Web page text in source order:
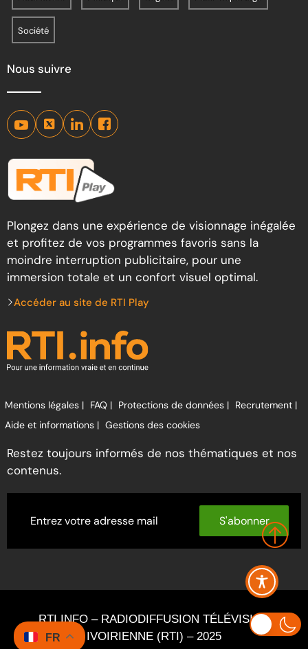
Société
Nous suivre
Plongez dans une expérience de visionnage inégalée
et profitez de vos programmes favoris sans la
moindre interruption publicitaire, pour une
immersion totale et un confort visuel optimal.
Accéder au site de RTI Play
Mentions légales | FAQ | Protections de données | Recrutement |
Aide et informations | Gestions des cookies
Restez toujours informés de nos thématiques et nos
contenus.
S'abonner
RTI INFO – RADIODIFFUSION TÉLÉVISION
IVOIRIENNE (RTI) – 2025
FR